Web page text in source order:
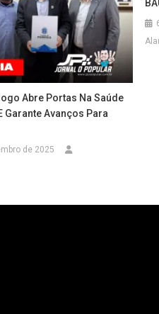
Abre Portas Na Saúde
Garante Avanços Para
de 2025